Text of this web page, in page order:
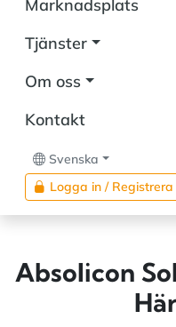
Marknadsplats
Tjänster
Om oss
Kontakt
Svenska
Logga in / Registrera
Absolicon